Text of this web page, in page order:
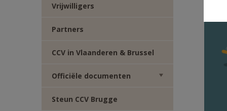
Vrijwilligers
Partners
CCV in Vlaanderen & Brussel
Officiële documenten
Steun CCV Brugge